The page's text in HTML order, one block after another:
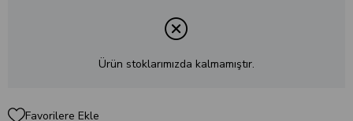
Ürün stoklarımızda kalmamıştır.
Favorilere Ekle